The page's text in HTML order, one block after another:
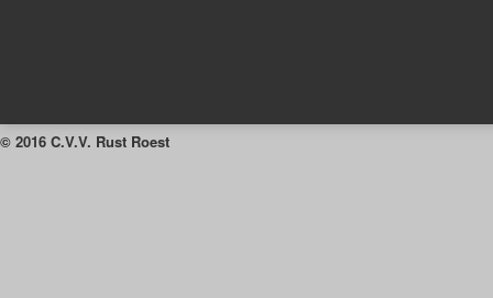
© 2016 C.V.V. Rust Roest